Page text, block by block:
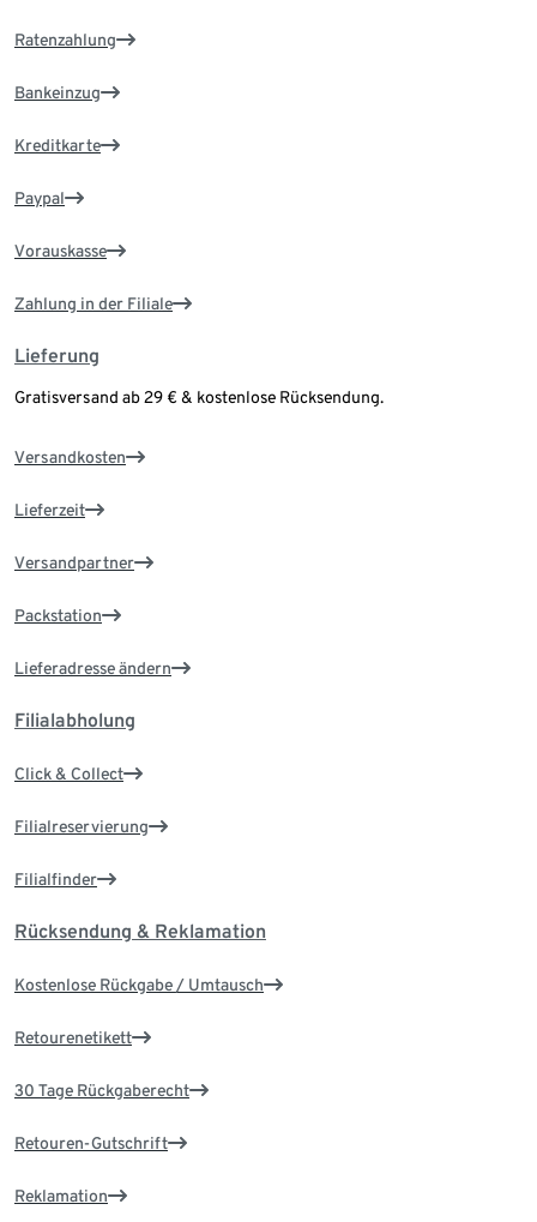
Ratenzahlung
Bankeinzug
Kreditkarte
Paypal
Vorauskasse
Zahlung in der Filiale
Lieferung
Gratisversand ab 29 € & kostenlose Rücksendung.
Versandkosten
Lieferzeit
Versandpartner
Packstation
Lieferadresse ändern
Filialabholung
Click & Collect
Filialreservierung
Filialfinder
Rücksendung & Reklamation
Kostenlose Rückgabe / Umtausch
Retourenetikett
30 Tage Rückgaberecht
Retouren-Gutschrift
Reklamation